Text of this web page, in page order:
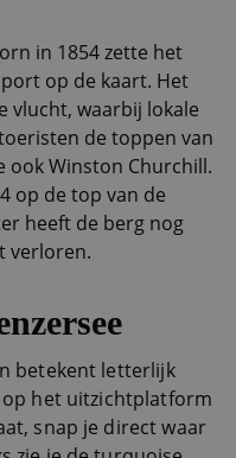
in 1854 zette het
op de kaart. Het
vlucht, waarbij lokale
de toppen van
ook Winston Churchill.
op de top van de
heeft de berg nog
verloren.
betekent letterlijk
op het uitzichtplatform
snap je direct waar